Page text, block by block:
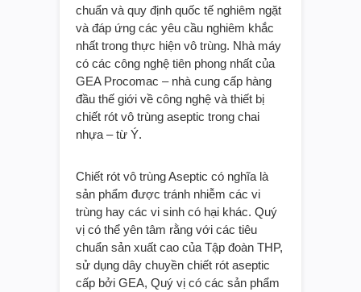
chuẩn và quy định quốc tế nghiêm ngặt
và đáp ứng các yêu cầu nghiêm khắc
nhất trong thực hiện vô trùng. Nhà máy
có các công nghệ tiên phong nhất của
GEA Procomac – nhà cung cấp hàng
đầu thế giới về công nghệ và thiết bị
chiết rót vô trùng aseptic trong chai
nhựa – từ Ý.
Chiết rót vô trùng Aseptic có nghĩa là
sản phẩm được tránh nhiễm các vi
trùng hay các vi sinh có hại khác. Quý
vị có thể yên tâm rằng với các tiêu
chuẩn sản xuất cao của Tập đoàn THP,
sử dụng dây chuyền chiết rót aseptic
cấp bởi GEA, Quý vị có các sản phẩm